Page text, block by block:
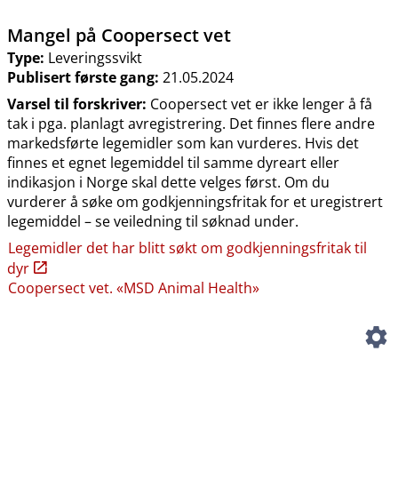
Mangel på Coopersect vet
Type: Leveringssvikt
Publisert første gang: 21.05.2024
Varsel til forskriver: Coopersect vet er ikke lenger å få
tak i pga. planlagt avregistrering. Det finnes flere andre
markedsførte legemidler som kan vurderes. Hvis det
finnes et egnet legemiddel til samme dyreart eller
indikasjon i Norge skal dette velges først. Om du
vurderer å søke om godkjenningsfritak for et uregistrert
legemiddel – se veiledning til søknad under.
Legemidler det har blitt søkt om godkjenningsfritak til
dyr
Coopersect vet. «MSD Animal Health»